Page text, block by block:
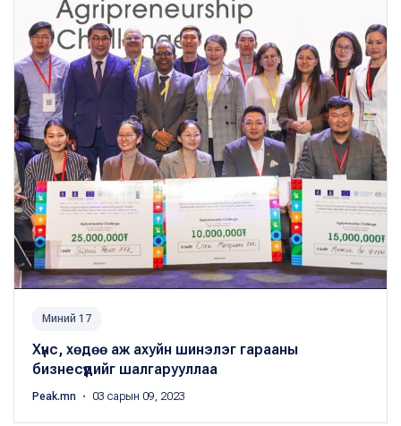
Миний 17
Хүнс, хөдөө аж ахуйн шинэлэг гарааны
бизнесүүдийг шалгарууллаа
Peak.mn ・ 03 сарын 09, 2023